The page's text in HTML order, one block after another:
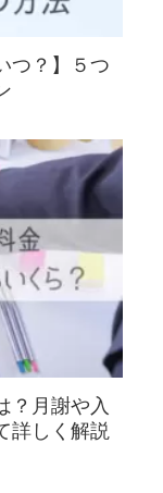
つ？】５つ
月謝や入
詳しく解説